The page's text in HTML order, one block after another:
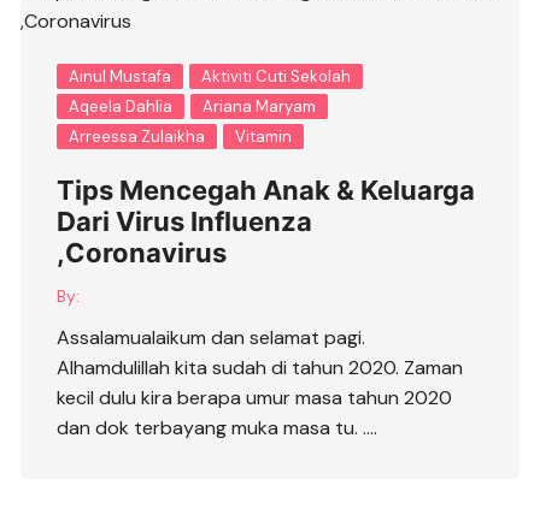
Ainul Mustafa
Aktiviti Cuti Sekolah
Aqeela Dahlia
Ariana Maryam
Arreessa Zulaikha
Vitamin
Tips Mencegah Anak & Keluarga
Dari Virus Influenza
,Coronavirus
By:
Assalamualaikum dan selamat pagi.
Alhamdulillah kita sudah di tahun 2020. Zaman
kecil dulu kira berapa umur masa tahun 2020
dan dok terbayang muka masa tu. ….